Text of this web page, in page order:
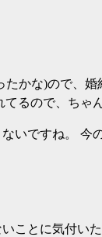
かな)ので、
るので、ちゃ
いですね。 今
いことに気付い